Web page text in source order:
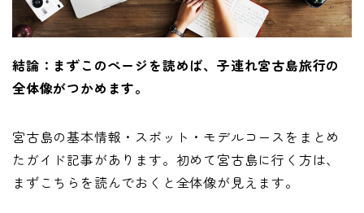
結論：まずこのページを読めば、子連れ宮古島旅行の
全体像がつかめます。
宮古島の基本情報・スポット・モデルコースをまとめ
たガイド記事があります。初めて宮古島に行く方は、
まずこちらを読んでおくと全体像が見えます。